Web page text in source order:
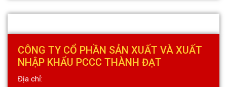
CÔNG TY CỔ PHẦN SẢN XUẤT VÀ XUẤT
NHẬP KHẨU PCCC THÀNH ĐẠT
Địa chỉ: